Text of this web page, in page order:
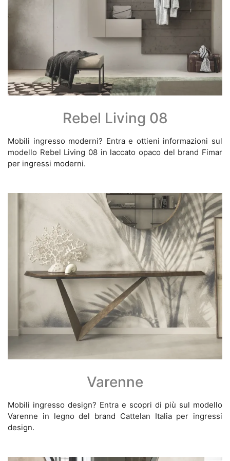
Rebel Living 08
Mobili ingresso moderni? Entra e ottieni informazioni sul
modello Rebel Living 08 in laccato opaco del brand Fimar
per ingressi moderni.
Varenne
Mobili ingresso design? Entra e scopri di più sul modello
Varenne in legno del brand Cattelan Italia per ingressi
design.